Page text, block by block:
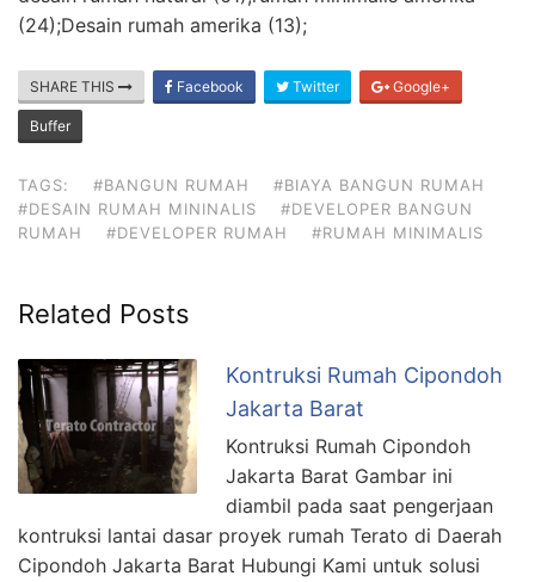
(24);Desain rumah amerika (13);
SHARE THIS Facebook Twitter Google+
Buffer
TAGS: #BANGUN RUMAH
#BIAYA BANGUN RUMAH
#DESAIN RUMAH MININALIS
#DEVELOPER BANGUN
RUMAH
#DEVELOPER RUMAH #RUMAH MINIMALIS
Related Posts
Kontruksi Rumah Cipondoh
Jakarta Barat
Kontruksi Rumah Cipondoh
Jakarta Barat Gambar ini
diambil pada saat pengerjaan
kontruksi lantai dasar proyek rumah Terato di Daerah
Cipondoh Jakarta Barat Hubungi Kami untuk solusi